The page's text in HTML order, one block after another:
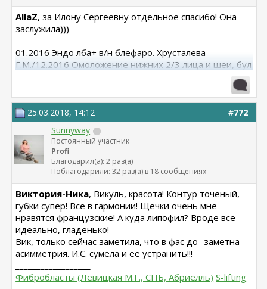
AllaZ, за Илону Сергеевну отдельное спасибо! Она
заслужила)))
01.2016 Эндо лба+ в/н блефаро. Хрусталева
Г.М./12.2016 Омоложение нижних 2/3 лица и шеи, бул
#772
25.03.2018, 14:12
Sunnyway
Постоянный участник
Profi
Благодарил(а): 2 раз(а)
Поблагодарили: 32 раз(а) в 18 сообщениях
Виктория-Ника, Викуль, красота! Контур точеный,
губки супер! Все в гармонии! Щечки очень мне
нравятся французские! А куда липофил? Вроде все
идеально, гладенько!
Вик, только сейчас заметила, что в фас до- заметна
асимметрия. И.С. сумела и ее устранить!!!
Фибробласты (Левицкая М.Г., СПБ, Абриелль) S-lifting